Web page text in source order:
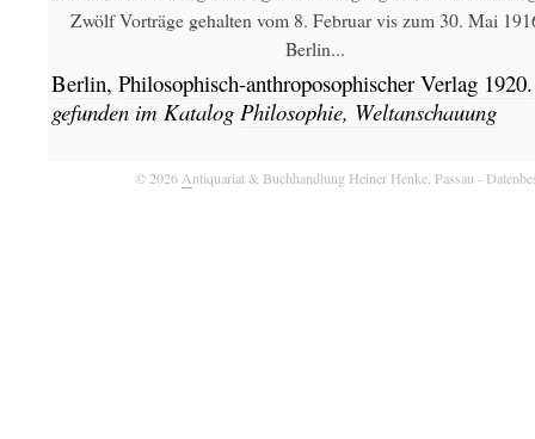
Zwölf Vorträge gehalten vom 8. Februar vis zum 30. Mai
Berlin...
Berlin, Philosophisch-anthroposophischer Verlag 1920.
gefunden im Katalog Philosophie, Weltanschauung
© 2026Antiquariat & Buchhandlung Heiner Henke, Passau -